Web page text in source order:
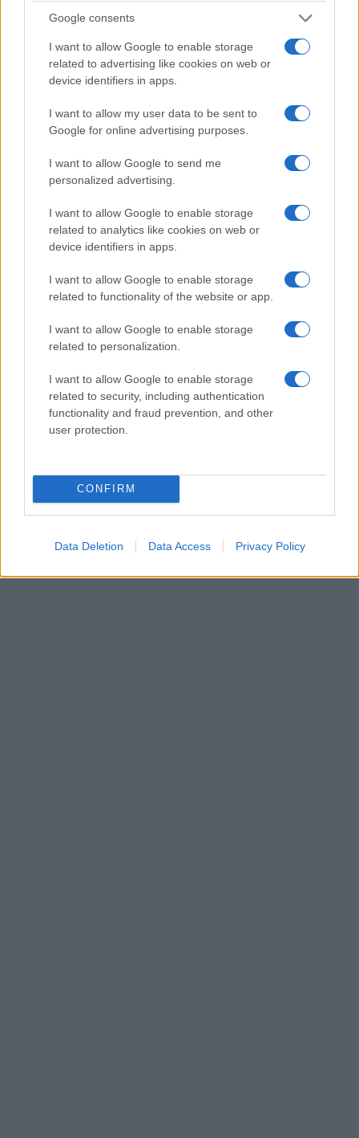
Google consents
I want to allow Google to enable storage
related to advertising like cookies on web or
device identifiers in apps.
I want to allow my user data to be sent to
Google for online advertising purposes.
I want to allow Google to send me
personalized advertising.
I want to allow Google to enable storage
related to analytics like cookies on web or
device identifiers in apps.
I want to allow Google to enable storage
related to functionality of the website or app.
I want to allow Google to enable storage
related to personalization.
I want to allow Google to enable storage
related to security, including authentication
functionality and fraud prevention, and other
user protection.
CONFIRM
Data Deletion Data Access Privacy Policy